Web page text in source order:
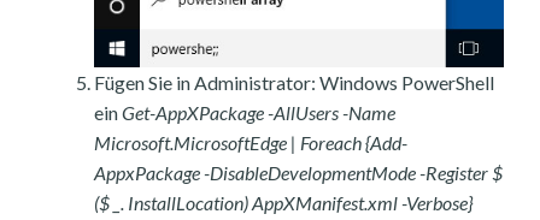
Fügen Sie in Administrator: Windows PowerShell
einGet-AppXPackage -AllUsers -Name
Microsoft.MicrosoftEdge | Foreach {Add-
AppxPackage -DisableDevelopmentMode -Register $
($ _. InstallLocation) AppXManifest.xml -Verbose}